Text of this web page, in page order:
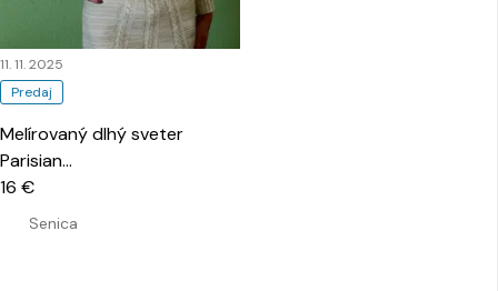
Predaj
11. 11. 2025
Melírovaný dlhý sveter
Parisian…
Senica
16 €